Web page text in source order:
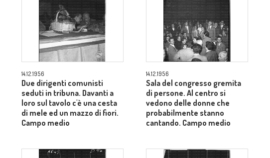
14.12.1956
Due dirigenti comunisti
seduti in tribuna. Davanti a
loro sul tavolo c'è una cesta
di mele ed un mazzo di fiori.
Campo medio
14.12.1956
Sala del congresso gremita
di persone. Al centro si
vedono delle donne che
probabilmente stanno
cantando. Campo medio